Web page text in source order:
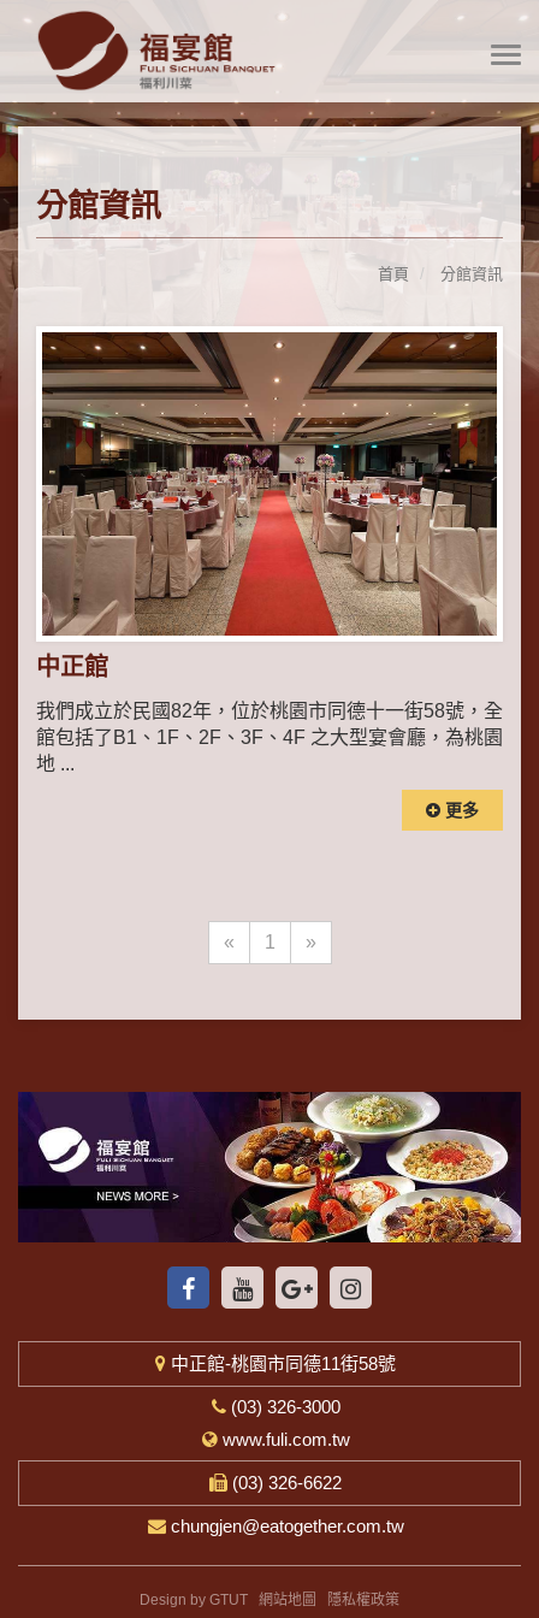
分館資訊
首頁 分館資訊
中正館
我們成立於民國82年，位於桃園市同德十一街58號，全
館包括了B1、1F、2F、3F、4F 之大型宴會廳，為桃園
地 ...
更多
« 1 »
中正館-桃園市同德11街58號
(03) 326-3000
www.fuli.com.tw
(03) 326-6622
chungjen@eatogether.com.tw
Design by GTUT 網站地圖 隱私權政策